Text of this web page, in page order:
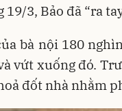
19/3, Bảo đã “ra
bà nội 180
vứt xuống đó.
đốt nhà nhằm